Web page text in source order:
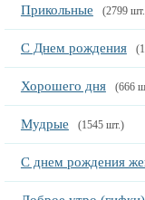
Прикольные (2799
С Днем рождения
Хорошего дня (666
Мудрые (1545 шт.)
С днем рождения